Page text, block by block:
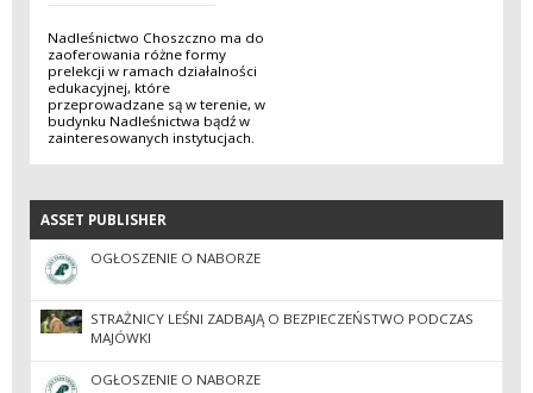
Nadleśnictwo Choszczno ma do
zaoferowania różne formy
prelekcji w ramach działalności
edukacyjnej, które
przeprowadzane są w terenie, w
budynku Nadleśnictwa bądź w
zainteresowanych instytucjach.
ASSET PUBLISHER
ASSET PUBLISHER
OGŁOSZENIE O NABORZE
STRAŻNICY LEŚNI ZADBAJĄ O BEZPIECZEŃSTWO PODCZAS
MAJÓWKI
OGŁOSZENIE O NABORZE